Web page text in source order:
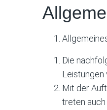
Die
Leistungen
Mit der
treten auch